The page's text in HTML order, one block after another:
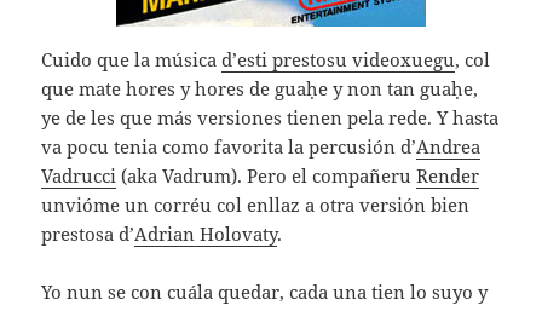
Cuido que la músicad’esti prestosu videoxuegu, col
que mate hores y hores de guaḥe y non tan guaḥe,
ye de les que más versiones tienen pela rede. Y hasta
va pocu tenia como favorita la percusión d’Andrea
Vadrucci (aka Vadrum). Pero el compañeruRender
unvióme un corréu col enllaz a otra versión bien
prestosa d’Adrian Holovaty.
Yo nun se con cuála quedar, cada una tien lo suyo y